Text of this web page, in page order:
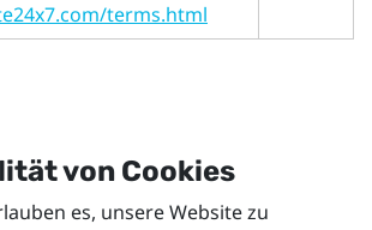
terms.html
von Cookies
es, unsere Website zu